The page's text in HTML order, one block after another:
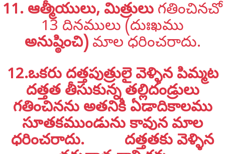
11. ఆత్మీయులు, మిత్రులు గతించినచో
13 దినములు (దుఃఖము
అనుష్ఠించి)మాల ధరించరాదు.
12.ఒకరు దత్తపుత్రులై వెళ్ళిన పిమ్మట
దత్తత తీసుకున్న తల్లిదండ్రులు
గతించినను అతనికి ఏడాదికాలము
సూతకముండును కావున మాల
ధరించరాదు. దత్తతకు వెళ్ళిన